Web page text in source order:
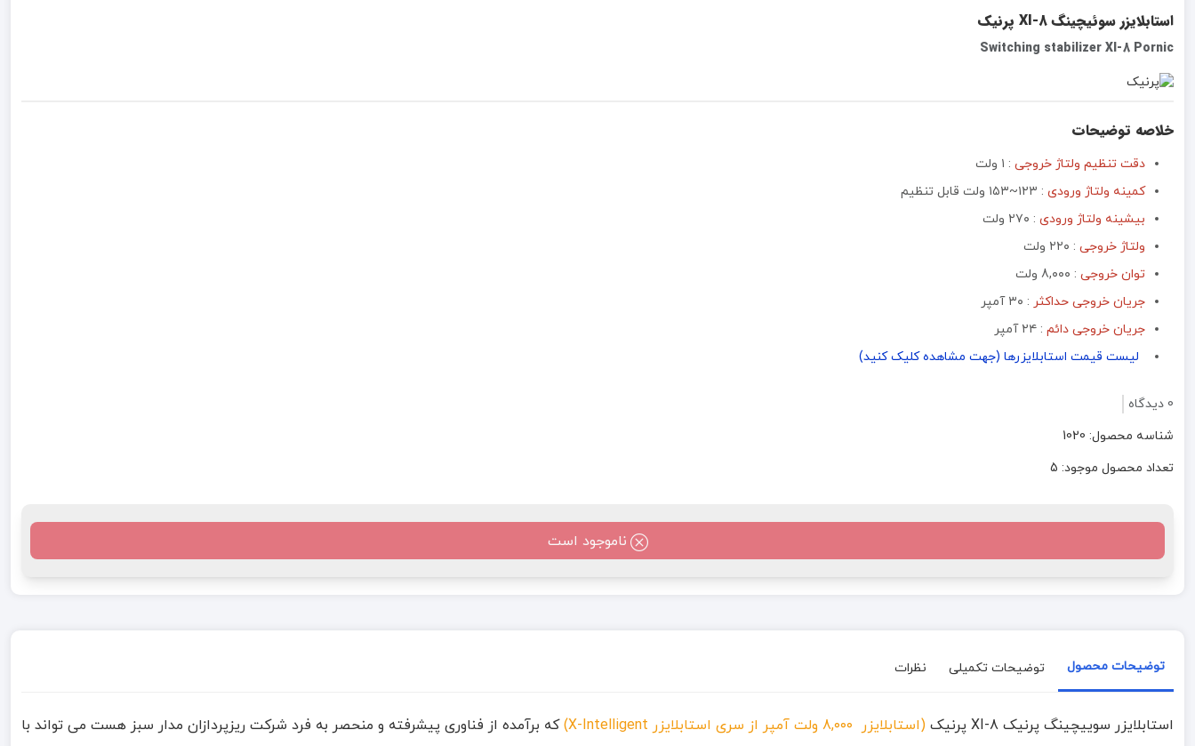
استابلایزر سوئیچینگ XI-8 پرنیک
Switching stabilizer XI-8 Pornic
خلاصه توضیحات
دقت تنظیم ولتاژ خروجی : ۱ ولت
کمینه ولتاژ ورودی : ۱۲۳~۱۵۳ ولت قابل تنظیم
بیشینه ولتاژ ورودی : ۲۷۰ ولت
ولتاژ خروجی : ۲۲۰ ولت
توان خروجی : 8,۰۰۰ ولت
جریان خروجی حداکثر :‌ ۳۰ آمپر
جریان خروجی دائم : ۲۴ آمپر
لیست قیمت استابلایزرها (جهت مشاهده کلیک کنید)
0 دیدگاه
شناسه محصول: 1020
تعداد محصول موجود: 5
ناموجود است
توضیحات محصول توضیحات تکمیلی نظرات
استابلایزر سوییچینگ پرنیک XI-8 پرنیک (استابلایزر 8,۰۰۰ ولت آمپر از سری استابلایزر X-Intelligent)
که برآمده از فناوری پیشرفته و منحصر به فرد شرکت ریزپردازان مدار سبز هست می تواند با